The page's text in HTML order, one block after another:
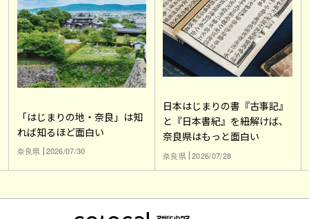
「はじまりの地・奈良」は知
れば知るほど面白い
奈良県 2026/07/30
日本はじまりの書『古事記』
と『日本書紀』を紐解けば、
奈良県はもっと面白い
奈良県 2026/07/28